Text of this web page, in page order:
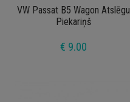
VW Passat B5 Wagon Atslēgu
Piekariņš
€ 9.00